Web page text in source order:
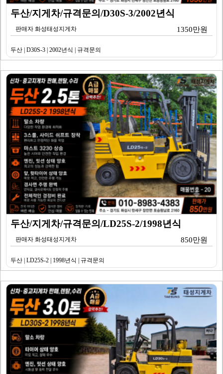
두산/지게차/규격문의/D30S-3/2002년식
판매자 화성태성지게차 1350만원
두산 | D30S-3 | 2002년식 | 규격문의
두산/지게차/규격문의/LD25S-2/1998년식
판매자 화성태성지게차 850만원
두산 | LD25S-2 | 1998년식 | 규격문의